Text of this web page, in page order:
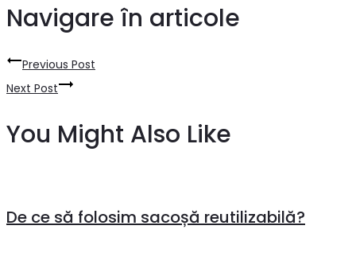
Navigare în articole
Previous Post
Next Post
You Might Also Like
De ce să folosim sacoșă reutilizabilă?